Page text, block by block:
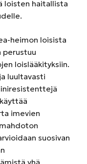
loisten haitallista
heimon loisista
perustuu
loislääkityksiin.
luultavasti
imevien
suosivan
yhä